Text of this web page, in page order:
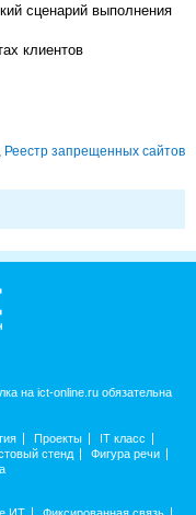
сценарий выполнения
клиентов
Реестр запрещенных сайтов
на ict-online.ru обязательна
Проекты
IT класс
стенд
Фигура речи